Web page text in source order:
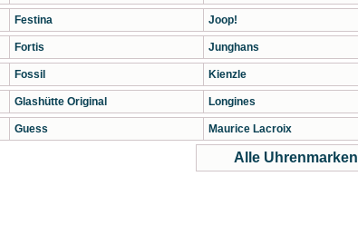
Festina
Fortis
Fossil
Glashütte Original
Guess
Joop!
Junghans
Kienzle
Longines
Maurice Lacroix
Alle Uhrenmarken